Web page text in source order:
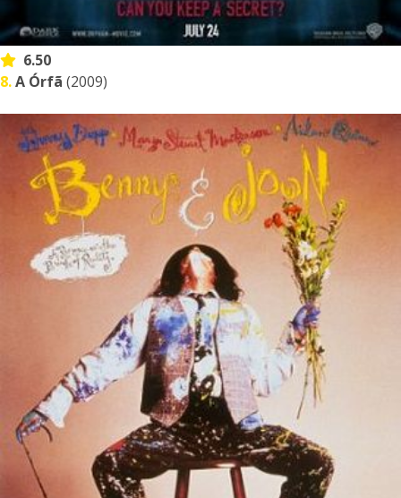
6.50
8.A Órfã (2009)